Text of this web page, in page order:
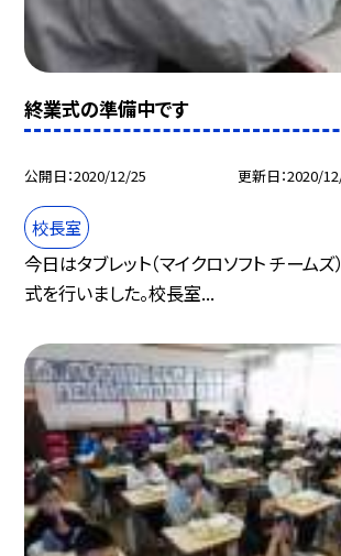
終業式の準備中です
公開日 2020/12/25 更新日 2020/
校長室
今日はタブレット（マイクロソフト チーム
式を行いました。校長室...